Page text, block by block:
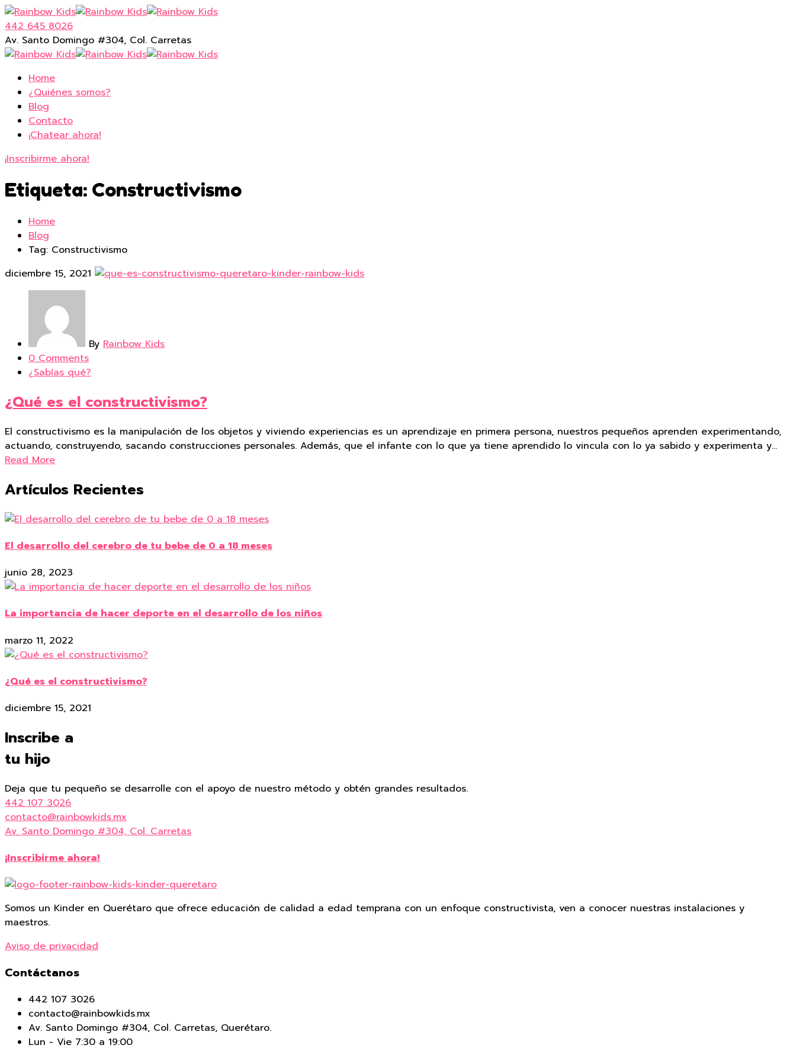
442 645 8026
Av. Santo Domingo #304, Col. Carretas
Home
¿Quiénes somos?
Blog
Contacto
¡Chatear ahora!
¡Inscribirme ahora!
Etiqueta: Constructivismo
Home
Blog
Tag: Constructivismo
diciembre 15, 2021
By Rainbow Kids
0 Comments
¿Sabías qué?
¿Qué es el constructivismo?
El constructivismo es la manipulación de los objetos y viviendo experiencias es un aprendizaje en primera persona, nuestros pequeños aprenden experimentando,
actuando, construyendo, sacando construcciones personales. Además, que el infante con lo que ya tiene aprendido lo vincula con lo ya sabido y experimenta y…
Read More
Artículos Recientes
El desarrollo del cerebro de tu bebe de 0 a 18 meses
junio 28, 2023
La importancia de hacer deporte en el desarrollo de los niños
marzo 11, 2022
¿Qué es el constructivismo?
diciembre 15, 2021
Inscribe a
tu hijo
Deja que tu pequeño se desarrolle con el apoyo de nuestro método y obtén grandes resultados.
442 107 3026
contacto@rainbowkids.mx
Av. Santo Domingo #304, Col. Carretas
¡Inscribirme ahora!
Somos un Kinder en Querétaro que ofrece educación de calidad a edad temprana con un enfoque constructivista, ven a conocer nuestras instalaciones y
maestros.
Aviso de privacidad
Contáctanos
442 107 3026
contacto@rainbowkids.mx
Av. Santo Domingo #304, Col. Carretas, Querétaro.
Lun - Vie 7:30 a 19:00